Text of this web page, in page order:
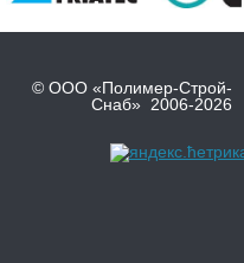
© ООО «Полимер-Строй-
Снаб» 2006-2026